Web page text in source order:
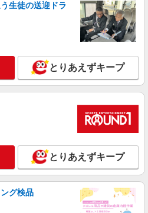
未経験OKの人間関係に悩まない職
スタッフ
円〜2125円 ＜日払い有/週払い有/交
ガソリン代含む)＞
北区
詳細を見る
名古屋支店/ms230101
マンションstaff
時給1600円 ◆前払い・日払い・週払いOK
古屋市北区
生徒の送迎ドラ
とりあえずキープ
とりあえずキープ
グ検品